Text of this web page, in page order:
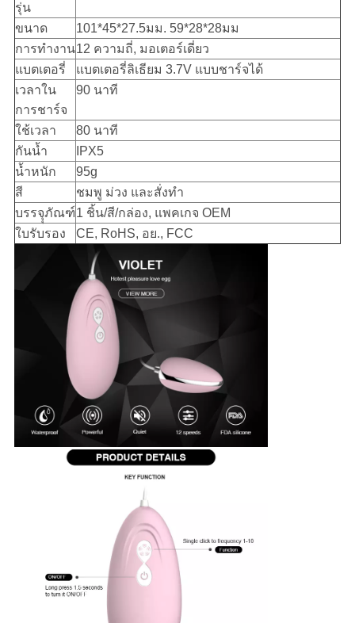
รุ่น
ขนาด
101*45*27.5มม. 59*28*28มม
การทำงาน12 ความถี่, มอเตอร์เดี่ยว
แบตเตอรี่
แบตเตอรี่ลิเธียม 3.7V แบบชาร์จได้
เวลาใน
การชาร์จ
90 นาที
ใช้เวลา
80 นาที
กันน้ำ
IPX5
น้ำหนัก
95g
สี
ชมพู ม่วง และสั่งทำ
บรรจุุภัณฑ์1 ชิ้น/สี/กล่อง, แพคเกจ OEM
ใบรับรอง
CE, RoHS, อย., FCC